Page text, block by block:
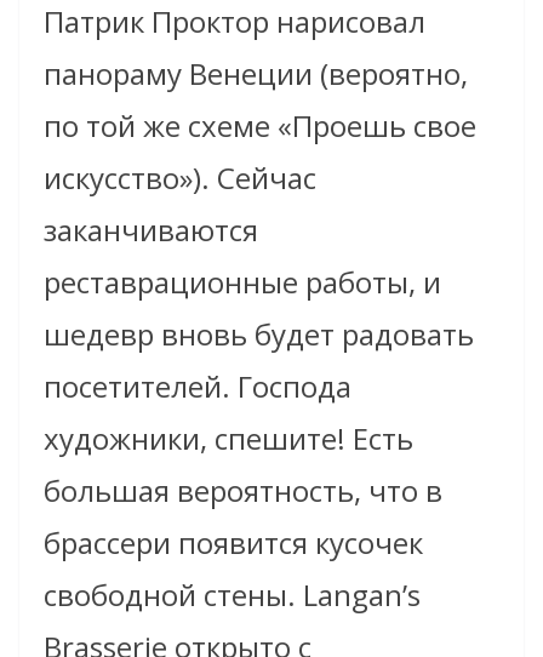
Патрик Проктор нарисовал
панораму Венеции (вероятно,
по той же схеме «Проешь свое
искусство»). Сейчас
заканчиваются
реставрационные работы, и
шедевр вновь будет радовать
посетителей. Господа
художники, спешите! Есть
большая вероятность, что в
брассери появится кусочек
свободной стены. Langan’s
Brasserie открыто с